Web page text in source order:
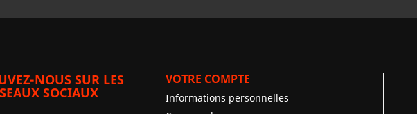
NOUS SUR LES
SOCIAUX
VOTRE COMPTE
Informations personnelles